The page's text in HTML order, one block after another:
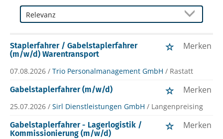
Staplerfahrer / Gabelstaplerfahrer
(m/w/d) Warentransport
Merken
07.08.2026 / Trio Personalmanagement GmbH / Rastatt
Gabelstaplerfahrer (m/w/d)
Merken
25.07.2026 / Sirl Dienstleistungen GmbH / Langenpreising
Gabelstaplerfahrer - Lagerlogistik /
Kommissionierung (m/w/d)
Merken